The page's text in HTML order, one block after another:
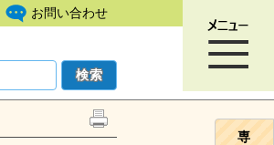
お問い合わせ
専